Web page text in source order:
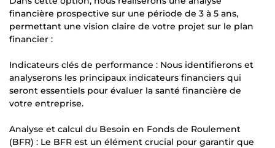
financière prospective sur une période de 3 à 5 ans,
permettant une vision claire de votre projet sur le plan
financier :
Indicateurs clés de performance : Nous identifierons et
analyserons les principaux indicateurs financiers qui
seront essentiels pour évaluer la santé financière de
votre entreprise.
Analyse et calcul du Besoin en Fonds de Roulement
(BFR) : Le BFR est un élément crucial pour garantir que